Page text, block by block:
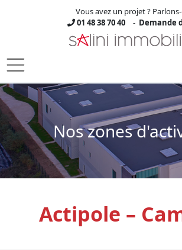
Skip to main content
Vous avez un projet ?
01 48 38 70 40
- Demande
Nos zones
Actipole –